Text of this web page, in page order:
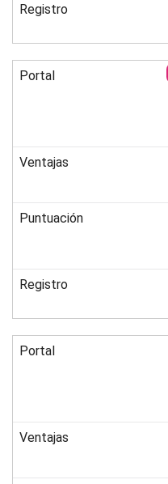
Registro
Portal
Ventajas
Puntuación
Registro
Portal
Ventajas